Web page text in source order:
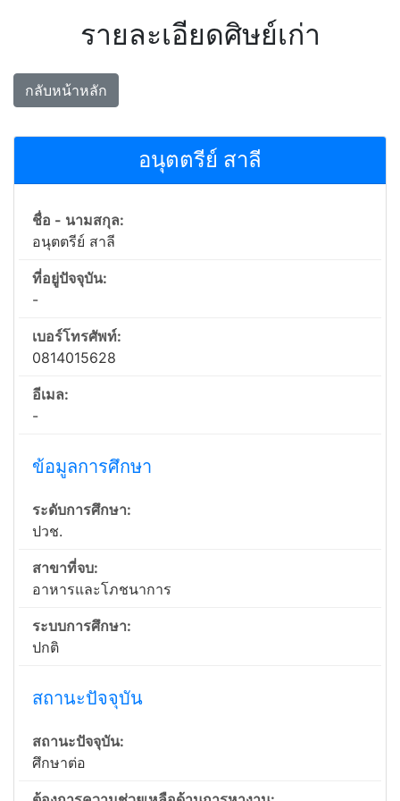
รายละเอียดศิษย์เก่า
กลับหน้าหลัก
อนุตตรีย์ สาลี
ชื่อ - นามสกุล:
อนุตตรีย์ สาลี
ที่อยู่ปัจจุบัน:
-
เบอร์โทรศัพท์:
0814015628
อีเมล:
-
ข้อมูลการศึกษา
ระดับการศึกษา:
ปวช.
สาขาที่จบ:
อาหารและโภชนาการ
ระบบการศึกษา:
ปกติ
สถานะปัจจุบัน
สถานะปัจจุบัน:
ศึกษาต่อ